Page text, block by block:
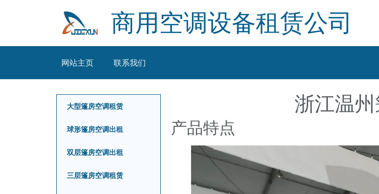
商用空调设备租赁公司
网站主页 联系我们
大型篷房空调租赁
球形篷房空调出租
双层篷房空调出租
三层篷房空调租赁
浙江温
产品特点